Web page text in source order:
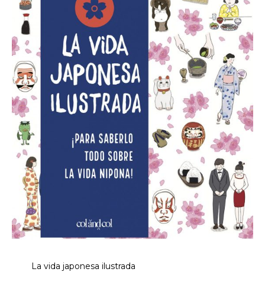
La vida japonesa ilustrada